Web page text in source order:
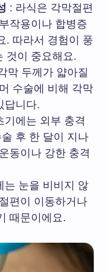
: 라식은 각막절편
작용이나 합병증
. 따라서 경험이 풍
것이 중요해요.
막 두께가 얇아질
수술에 비해 각막
답니다.
에는 외부 충격
후 한 달이 지나
동이나 강한 충격
는 눈을 비비지 않
편이 이동하거나
때문이에요.